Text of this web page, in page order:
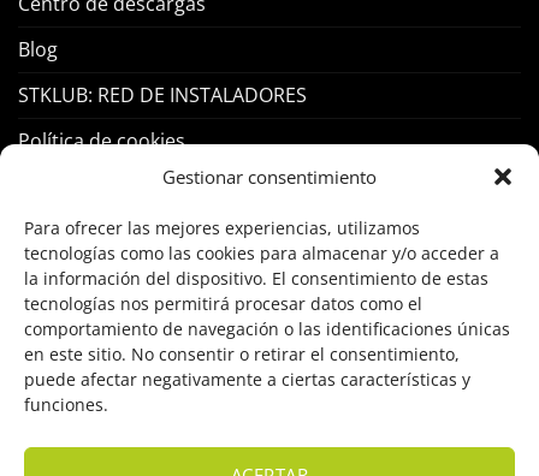
Gestionar consentimiento
Para ofrecer las mejores experiencias, utilizamos
tecnologías como las cookies para almacenar y/o acceder a
la información del dispositivo. El consentimiento de estas
tecnologías nos permitirá procesar datos como el
comportamiento de navegación o las identificaciones únicas
en este sitio. No consentir o retirar el consentimiento,
puede afectar negativamente a ciertas características y
funciones.
Blog
STKLUB: RED DE INSTALADORES
Política de cookies
Control Acceso
Hogar Inteligente
Incendio
Intrusión